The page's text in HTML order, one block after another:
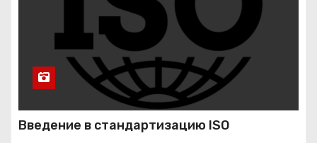
Введение в стандартизацию ISO